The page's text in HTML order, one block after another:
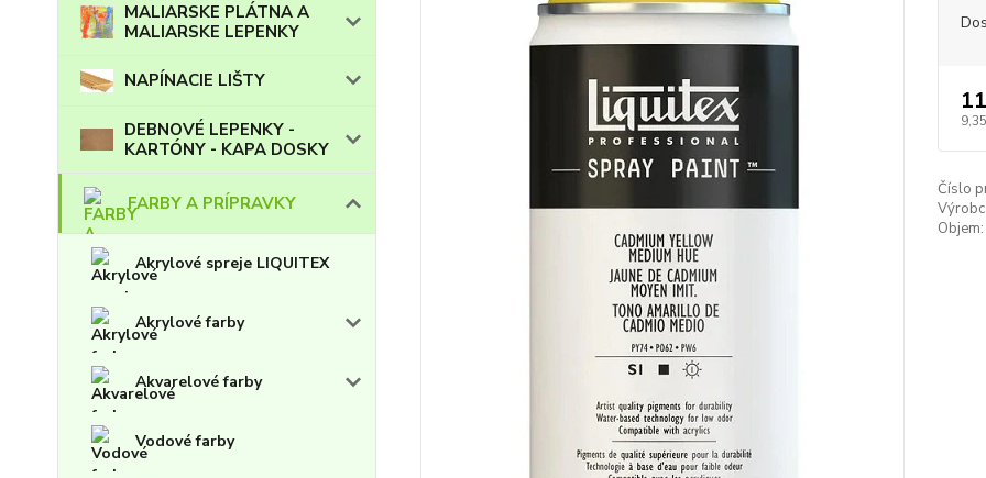
MALIARSKE PLÁTNA A
MALIARSKE LEPENKY
NAPÍNACIE LIŠTY
DEBNOVÉ LEPENKY -
KARTÓNY - KAPA DOSKY
FARBY A PRÍPRAVKY
Akrylové spreje LIQUITEX
Akrylové farby
Akvarelové farby
Vodové farby
Číslo
Objem: